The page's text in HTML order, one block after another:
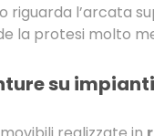
l’arcata
la protesi molto
su